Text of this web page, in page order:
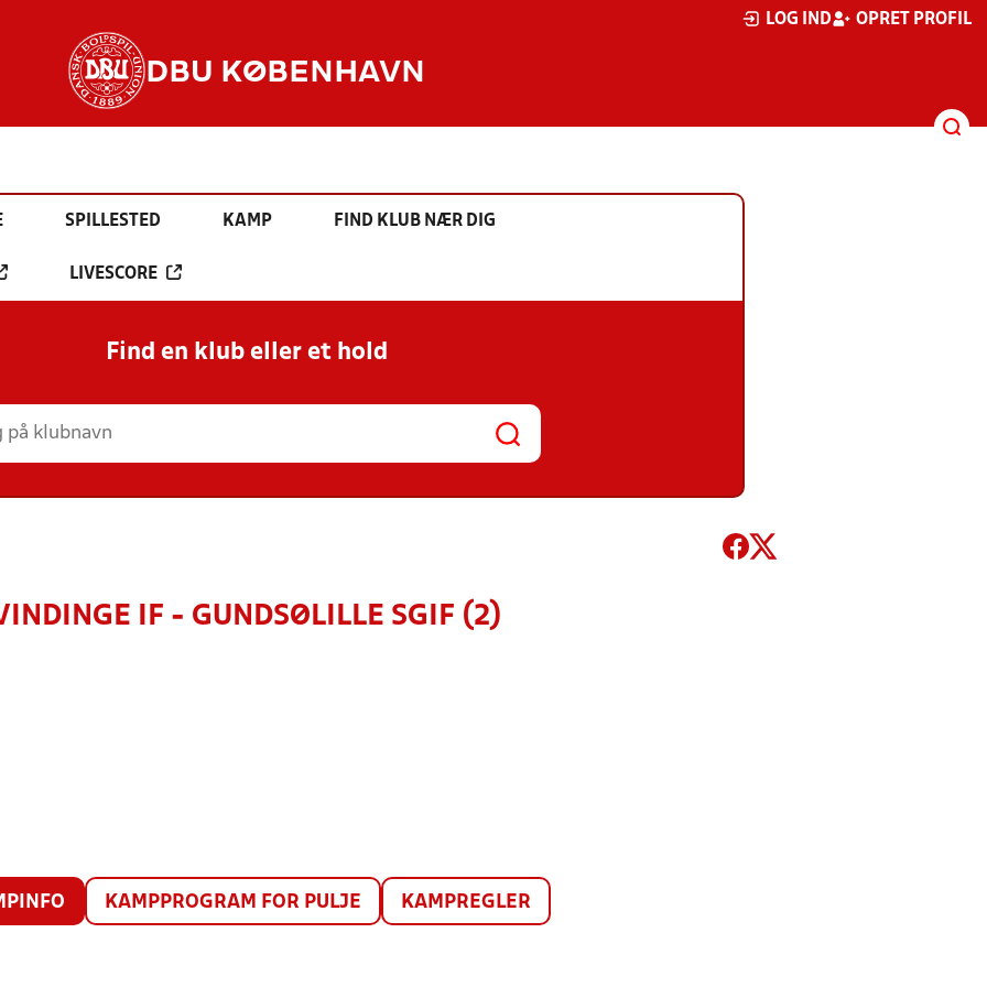
LOG IND OPRET PROFIL
DBU KØBENHAVN
SPILLESTED KAMP FIND KLUB NÆR DIG
LIVESCORE
Find en klub eller et hold
IF - GUNDSØLILLE SGIF (2)
KAMPPROGRAM FOR PULJE KAMPREGLER